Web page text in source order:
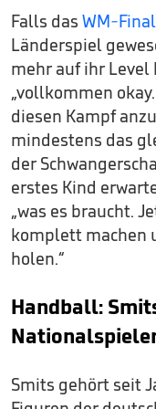
Falls das WM-
Länderspiel
mehr auf ihr Level
„vollkommen
diesen Kampf
mindestens das
der
erstes Kind
„was es braucht.
komplett machen
holen.“
Handball:
Smits gehört seit